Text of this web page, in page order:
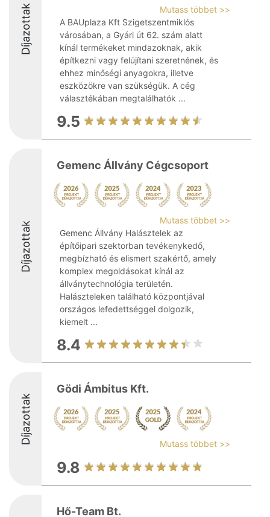
Díjazottak
Mutass többet >>
A BAUplaza Kft Szigetszentmiklós
városában, a Gyári út 62. szám alatt
kínál termékeket mindazoknak, akik
építkezni vagy felújítani szeretnének, és
ehhez minőségi anyagokra, illetve
eszközökre van szükségük. A cég
választékában megtalálhatók ...
9.5
Díjazottak
Gemenc Állvány Cégcsoport
Mutass többet >>
Gemenc Állvány Halásztelek az
építőipari szektorban tevékenykedő,
megbízható és elismert szakértő, amely
komplex megoldásokat kínál az
állványtechnológia területén.
Halászteleken található központjával
országos lefedettséggel dolgozik,
kiemelt ...
8.4
Díjazottak
Gödi Ámbitus Kft.
Mutass többet >>
9.8
Hő-Team Bt.